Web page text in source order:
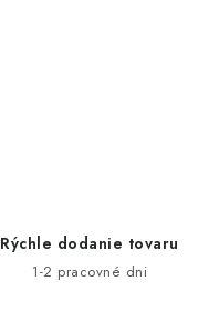
Rýchle dodanie tovaru
1-2 pracovné dni